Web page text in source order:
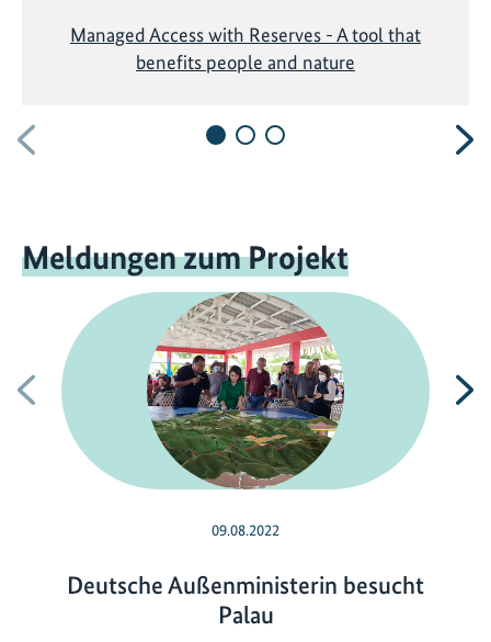
Vorherige
Managed Access with Reserves - A tool that
benefits people and nature
Meldungen zum Projekt
Vorherige
09.08.2022
Deutsche Außenministerin besucht
Palau